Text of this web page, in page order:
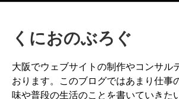
くにおのぶろぐ
大阪でウェブサイトの制作やコンサル
おります。このブログではあまり仕事
味や普段の生活のことを書いていきた